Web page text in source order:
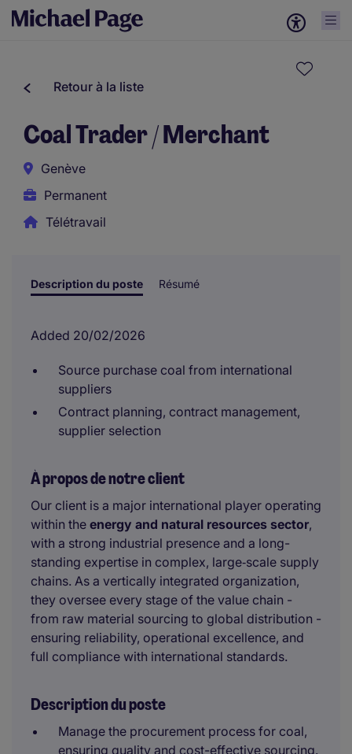
Retour à la liste
Coal Trader / Merchant
Genève
Permanent
Télétravail
Description du poste Résumé
Added 20/02/2026
Source purchase coal from international
suppliers
Contract planning, contract management,
supplier selection
À propos de notre client
Our client is a major international player operating
within the energy and natural resources sector,
with a strong industrial presence and a long-
standing expertise in complex, large‑scale supply
chains. As a vertically integrated organization,
they oversee every stage of the value chain -
from raw material sourcing to global distribution -
ensuring reliability, operational excellence, and
full compliance with international standards.
Description du poste
Manage the procurement process for coal,
ensuring quality and cost-effective sourcing.